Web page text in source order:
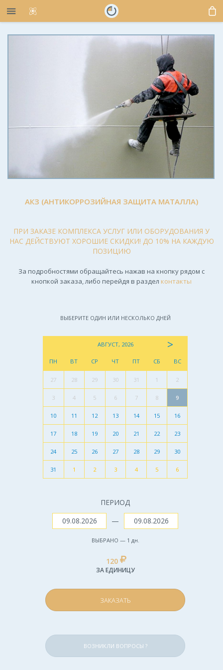
АКЗ (АНТИКОРРОЗИЙНАЯ ЗАЩИТА МАТАЛЛА)
ПРИ ЗАКАЗЕ КОМПЛЕКСА УСЛУГ ИЛИ ОБОРУДОВАНИЯ У
НАС ДЕЙСТВУЮТ ХОРОШИЕ СКИДКИ! ДО 10% НА КАЖДУЮ
ПОЗИЦИЮ
За подробностями обращайтесь нажав на кнопку рядом с
кнопкой заказа, либо перейдя в раздел контакты
ВЫБЕРИТЕ ОДИН ИЛИ НЕСКОЛЬКО ДНЕЙ
АВГУСТ, 2026 >
ПН ВТ СР ЧТ ПТ СБ ВС
27 28 29 30 31 1 2
3 4 5 6 7 8 9
10 11 12 13 14 15 16
17 18 19 20 21 22 23
24 25 26 27 28 29 30
31 1 2 3 4 5 6
ПЕРИОД
—
ВЫБРАНО — 1 дн.
120
ЗА ЕДИНИЦУ
ЗАКАЗАТЬ
ВОЗНИКЛИ ВОПРОСЫ ?